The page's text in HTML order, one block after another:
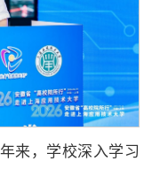
来，学校深入学习